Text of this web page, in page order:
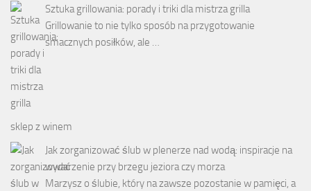
Sztuka grillowania: porady i triki dla mistrza grilla
Grillowanie to nie tylko sposób na przygotowanie
smacznych posiłków, ale …
sklep z winem
Jak zorganizować ślub w plenerze nad wodą: inspiracje na
wydarzenie przy brzegu jeziora czy morza
Marzysz o ślubie, który na zawsze pozostanie w pamięci, a